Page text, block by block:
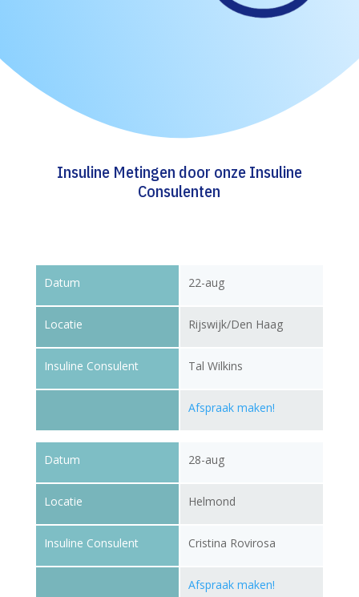
Insuline Metingen door onze Insuline
Consulenten
Datum
Locatie
Insuline Consulent
22-aug
Rijswijk/Den Haag
Tal Wilkins
Afspraak maken!
Datum
Locatie
Insuline Consulent
28-aug
Helmond
Cristina Rovirosa
Afspraak maken!